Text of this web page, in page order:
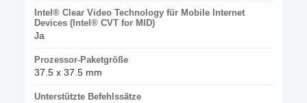
Intel® Clear Video Technology für Mobile Internet
Devices (Intel® CVT for MID)
Ja
Prozessor-Paketgröße
37.5 x 37.5 mm
Unterstützte Befehlssätze